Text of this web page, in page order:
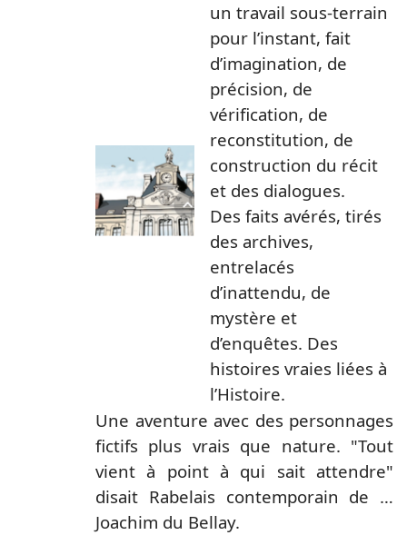
un travail sous-terrain
pour l’instant, fait
d’imagination, de
précision, de
vérification, de
reconstitution, de
construction du récit
et des dialogues.
Des faits avérés, tirés
des archives,
entrelacés
d’inattendu, de
mystère et
d’enquêtes. Des
histoires vraies liées à
l’Histoire.
Une aventure avec des personnages
fictifs plus vrais que nature. "Tout
vient à point à qui sait attendre"
disait Rabelais contemporain de …
Joachim du Bellay.